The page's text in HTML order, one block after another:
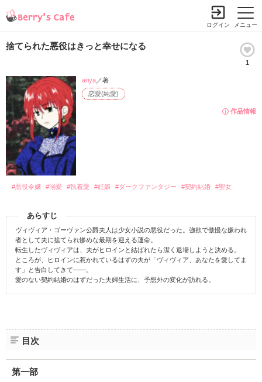
メニュー
ログイン
捨てられた悪役はきっと幸せになる
1
作品情報
恋愛(純愛)
ariya／著
#悪役令嬢 #溺愛 #執着愛 #妊娠 #ダークファンタジー #契約結婚 #聖女
あらすじ
ヴィヴィア・ゴーヴァン公爵夫人は少女小説の悪役だった。強欲で傲慢な嫌われ
者として夫に捨てられ惨めな最期を迎える運命。
転生したヴィヴィアは、夫がヒロインと結ばれたら潔く退場しようと決める。
ところが、ヒロインに惹かれているはずの夫が「ヴィヴィア、あなたを愛してま
す」と告白してきて――。
愛のない契約結婚のはずだった夫婦生活に、予想外の変化が訪れる。
目次
第一部